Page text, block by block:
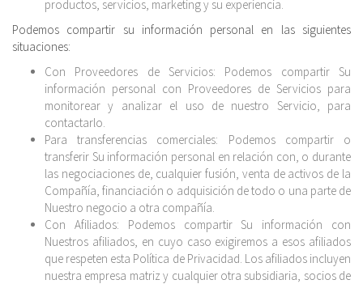
productos, servicios, marketing y su experiencia.
Podemos compartir su información personal en las siguientes
situaciones:
Con Proveedores de Servicios: Podemos compartir Su
información personal con Proveedores de Servicios para
monitorear y analizar el uso de nuestro Servicio, para
contactarlo.
Para transferencias comerciales: Podemos compartir o
transferir Su información personal en relación con, o durante
las negociaciones de, cualquier fusión, venta de activos de la
Compañía, financiación o adquisición de todo o una parte de
Nuestro negocio a otra compañía.
Con Afiliados: Podemos compartir Su información con
Nuestros afiliados, en cuyo caso exigiremos a esos afiliados
que respeten esta Política de Privacidad. Los afiliados incluyen
nuestra empresa matriz y cualquier otra subsidiaria, socios de